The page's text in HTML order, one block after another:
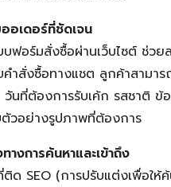
อเดอร์ที่ชัดเจน
บฟอร์มสั่งซื้อผ่านเว็บไซต์ ช่ว
คำสั่งซื้อทางแชต ลูกค้าสามา
วันที่ต้องการรับเค้ก รสชาติ ข้
วอย่างรูปภาพที่ต้องการ
างการค้นหาและเข้าถึง
ติด SEO (การปรับแต่งเพื่อให้